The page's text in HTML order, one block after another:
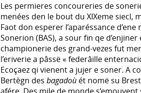
Les permieres concoureries de
menées den le bout du XIXeme siecl,
Faot don esperer l’aparéssance
Sonerion (BAS), a sour fin qe
championerie des grand-vezes fut
l’eriverie a pâssë « federâille
Ecoçaez qi vienent a jujer e soner. A
Bertègn desbagadoù ét nomë su